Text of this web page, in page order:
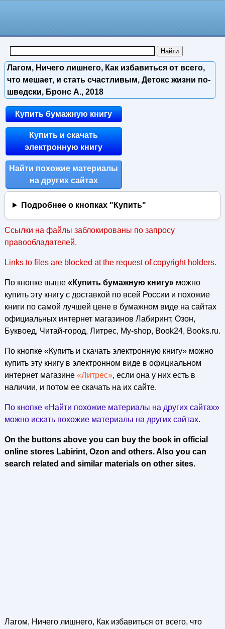
Лагом, Ничего лишнего, Как избавиться от всего,
что мешает, и стать счастливым, Детокс жизни по-
шведски, Бронс А., 2018
Купить бумажную книгу
Купить и скачать
электронную книгу
Найти похожие материалы
на других сайтах
Подробнее о кнопках "Купить"
Ссылки на файлы заблокированы по запросу
правообладателей.
Links to files are blocked at the request of copyright holders.
По кнопке выше «Купить бумажную книгу»можно
купить эту книгу с доставкой по всей России и похожие
книги по самой лучшей цене в бумажном виде на сайтах
официальных интернет магазинов Лабиринт, Озон,
Буквоед, Читай-город, Литрес, My-shop, Book24, Books.ru.
По кнопке «Купить и скачать электронную книгу» можно
купить эту книгу в электронном виде в официальном
интернет магазине «Литрес», если она у них есть в
наличии, и потом ее скачать на их сайте.
По кнопке «Найти похожие материалы на других сайтах»
можно искать похожие материалы на других сайтах.
On the buttons above you can buy the book in official
online stores Labirint, Ozon and others. Also you can
search related and similar materials on other sites.
Лагом, Ничего лишнего, Как избавиться от всего, что